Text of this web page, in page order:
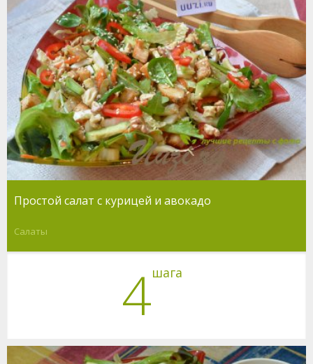
Простой салат с курицей и авокадо
Салаты
4шага